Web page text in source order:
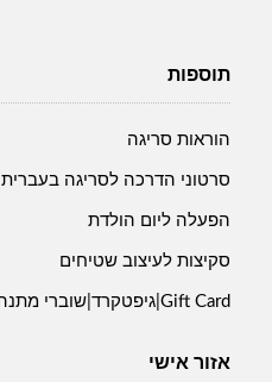
תוספות
הוראות סריגה
סרטוני הדרכה לסריגה בעברית
הפעלה ליום הולדת
סקיצות לעיצוב שטיחים
Gift Card|גיפטקרד|שוברי מתנה
אזור אישי